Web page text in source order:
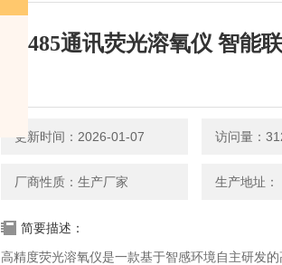
RS485通讯荧光溶氧仪 智能
更新时间：2026-01-07 访问量：
厂商性质：生产厂家 生产地址：
简要描述：
高精度荧光溶氧仪是一款基于智感环境自主研发